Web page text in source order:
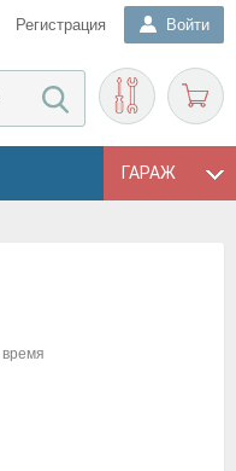
Регистрация Войти
ГАРАЖ
время